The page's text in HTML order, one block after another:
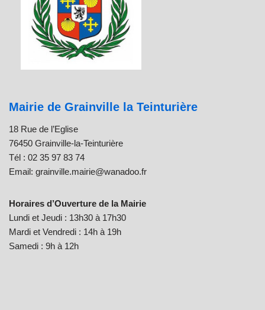
Mairie de Grainville la Teinturière
18 Rue de l’Eglise
76450 Grainville-la-Teinturière
Tél : 02 35 97 83 74
Email: grainville.mairie@wanadoo.fr
Horaires d’Ouverture de la Mairie
Lundi et Jeudi : 13h30 à 17h30
Mardi et Vendredi : 14h à 19h
Samedi : 9h à 12h